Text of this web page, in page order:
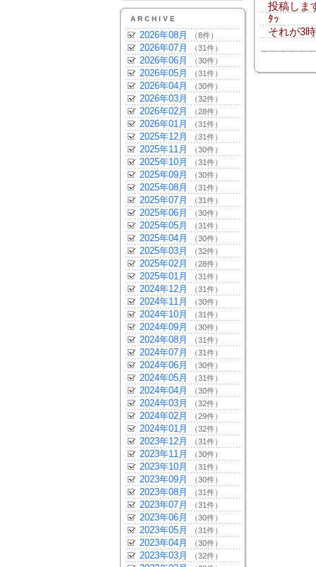
ARCHIVE
2026年08月 （8件）
2026年07月 （31件）
2026年06月 （30件）
2026年05月 （31件）
2026年04月 （30件）
2026年03月 （32件）
2026年02月 （28件）
2026年01月 （31件）
2025年12月 （31件）
2025年11月 （30件）
2025年10月 （31件）
2025年09月 （30件）
2025年08月 （31件）
2025年07月 （31件）
2025年06月 （30件）
2025年05月 （31件）
2025年04月 （30件）
2025年03月 （32件）
2025年02月 （28件）
2025年01月 （31件）
2024年12月 （31件）
2024年11月 （30件）
2024年10月 （31件）
2024年09月 （30件）
2024年08月 （31件）
2024年07月 （31件）
2024年06月 （30件）
2024年05月 （31件）
2024年04月 （30件）
2024年03月 （32件）
2024年02月 （29件）
2024年01月 （32件）
2023年12月 （31件）
2023年11月 （30件）
2023年10月 （31件）
2023年09月 （30件）
2023年08月 （31件）
2023年07月 （31件）
2023年06月 （30件）
2023年05月 （31件）
2023年04月 （30件）
2023年03月 （32件）
投稿しま
ﾀｯ
それが3